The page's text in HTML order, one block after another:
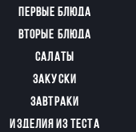
ПЕРВЫЕ БЛЮДА
ВТОРЫЕ БЛЮДА
САЛАТЫ
ЗАКУСКИ
ЗАВТРАКИ
ИЗДЕЛИЯ ИЗ ТЕСТА